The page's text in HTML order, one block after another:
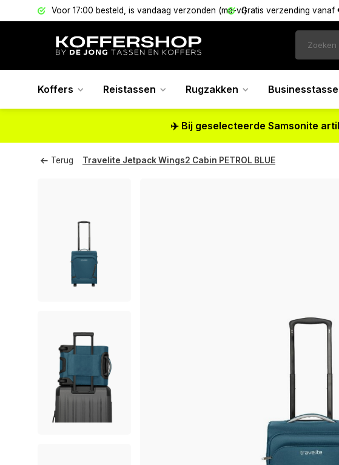
Voor 17:00 besteld, is vandaag verzonden (ma-vr)Gratis verzending vanaf
Koffers Reistassen Rugzakken
✈️ Bij geselecteerde Samsonite
Terug Travelite Jetpack Wings2 Cabin PETROL BLUE